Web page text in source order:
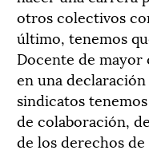
otros colectivos
último, tenemos
Docente de mayor
en una
sindicatos
de colaboración,
de los derechos